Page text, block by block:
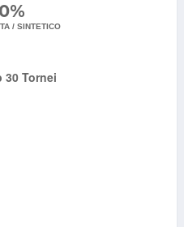
/ SINTETICO